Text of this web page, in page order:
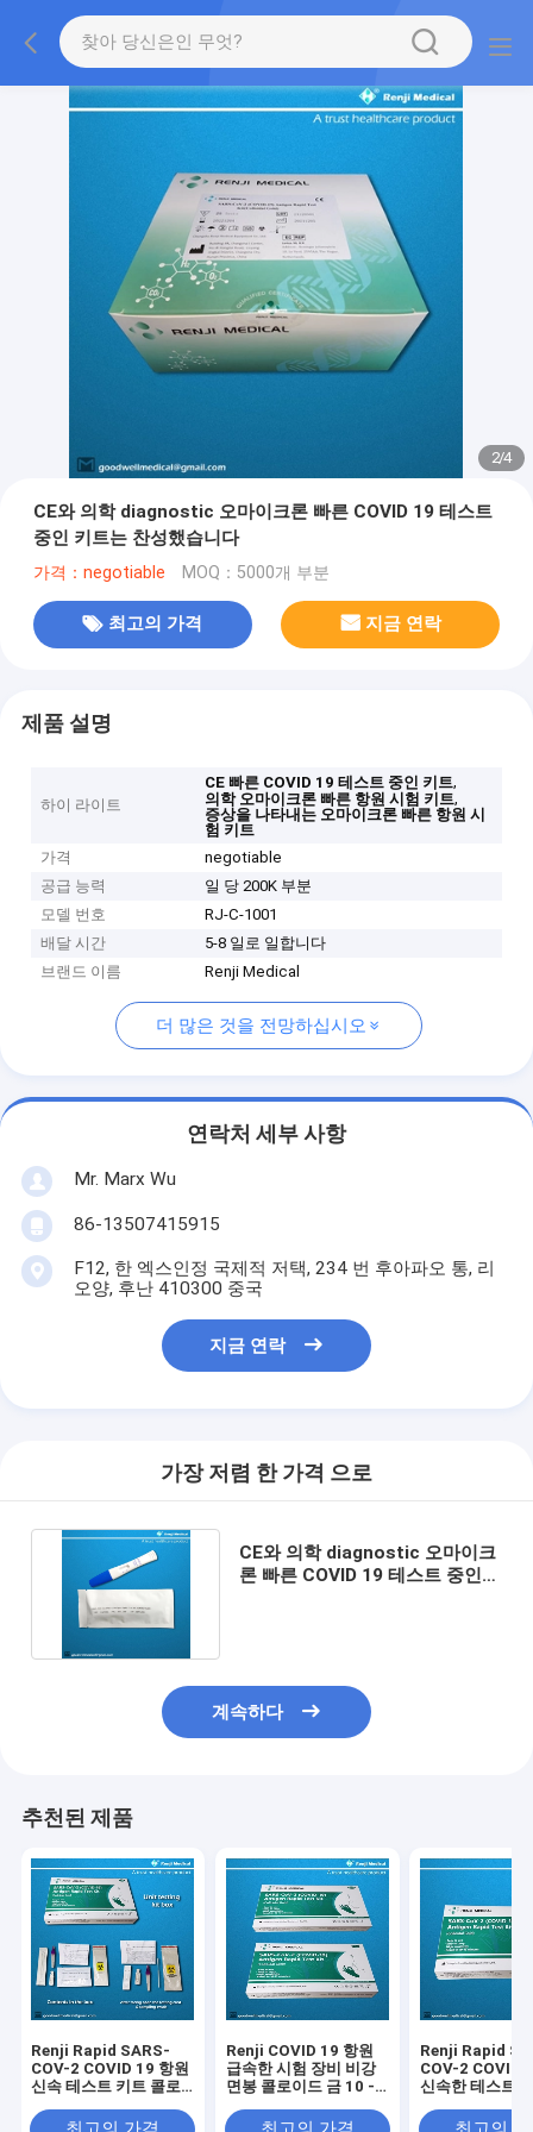
2/4
CE와 의학 diagnostic 오마이크론 빠른 COVID 19 테스트
중인 키트는 찬성했습니다
가격：negotiable MOQ：5000개 부분
최고의 가격 지금 연락
제품 설명
하이 라이트
CE 빠른 COVID 19 테스트 중인 키트,
의학 오마이크론 빠른 항원 시험 키트,
증상을 나타내는 오마이크론 빠른 항원 시
험 키트
가격
negotiable
공급 능력
일 당 200K 부분
모델 번호
RJ-C-1001
배달 시간
5-8 일로 일합니다
브랜드 이름
Renji Medical
더 많은 것을 전망하십시오
연락처 세부 사항
Mr. Marx Wu
86-13507415915
F12, 한 엑스인정 국제적 저택, 234 번 후아파오 통, 리
오양, 후난 410300 중국
지금 연락
가장 저렴 한 가격 으로
CE와 의학 diagnostic 오마이크
론 빠른 COVID 19 테스트 중인
계속하다
추천된 제품
Renji Rapid SARS-
COV-2 COVID 19 항원
신속 테스트 키트 콜로
Renji COVID 19 항원
급속한 시험 장비 비강
면봉 콜로이드 금 10 -
Renji Rapid
COV-2 COVID
신속한 테스트